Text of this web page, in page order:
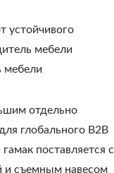
устойчивого
мебели
мебели
отдельно
глобального B2B
поставляется с
и съемным навесом